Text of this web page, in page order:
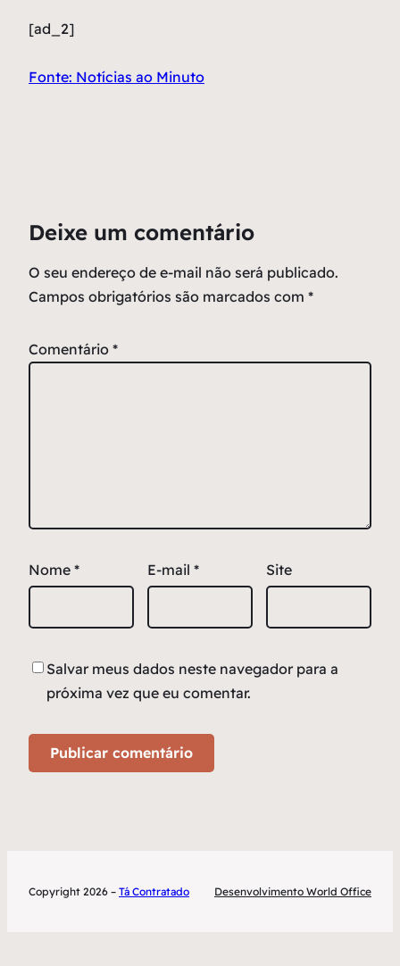
[ad_2]
Fonte: Notícias ao Minuto
Deixe um comentário
O seu endereço de e-mail não será publicado.
Campos obrigatórios são marcados com *
Comentário *
Nome * E-mail * Site
Salvar meus dados neste navegador para a
próxima vez que eu comentar.
Copyright 2026 – Tá Contratado Desenvolvimento World Office